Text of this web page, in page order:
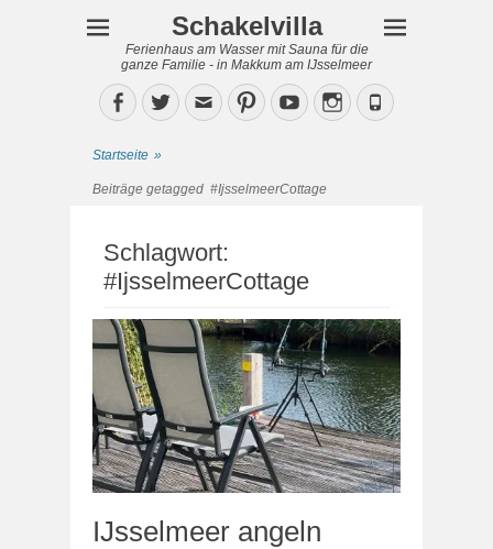
Schakelvilla
Ferienhaus am Wasser mit Sauna für die
ganze Familie - in Makkum am IJsselmeer
Facebook
TwitterEmailPinterestYouTubeInstagram
Phone
Startseite »
Beiträge getagged #IjsselmeerCottage
Schlagwort:
#IjsselmeerCottage
IJsselmeer angeln